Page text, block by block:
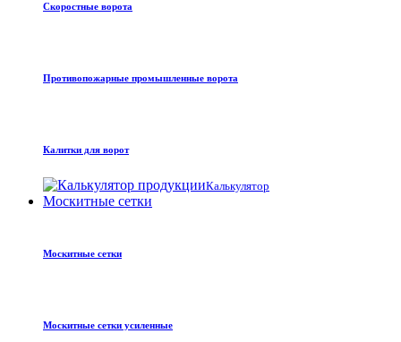
Скоростные ворота
Противопожарные промышленные ворота
Калитки для ворот
Калькулятор
Москитные сетки
Москитные сетки
Москитные сетки усиленные